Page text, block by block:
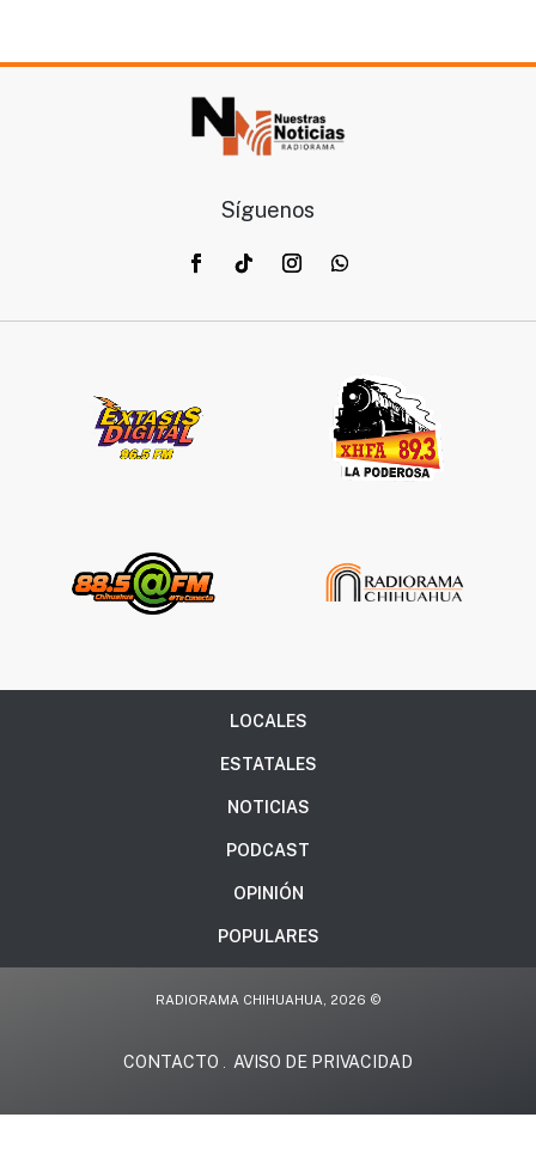
Síguenos
LOCALES
ESTATALES
NOTICIAS
PODCAST
OPINIÓN
POPULARES
RADIORAMA CHIHUAHUA, 2026 ©
CONTACTO AVISO DE PRIVACIDAD